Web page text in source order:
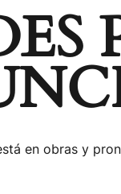
en obras y